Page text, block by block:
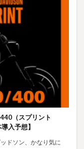
（スプリント
入予想】
ドソン、かなり気に